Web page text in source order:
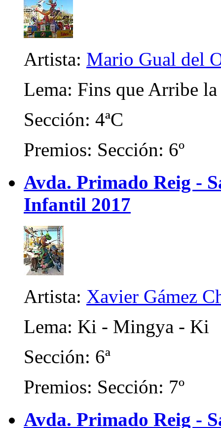
Artista: Mario Gual del
Lema: Fins que Arribe
Sección: 4ªC
Premios: Sección: 6º
Avda. Primado Reig -
Infantil 2017
Artista: Xavier Gámez
Lema: Ki - Mingya - Ki
Sección: 6ª
Premios: Sección: 7º
Avda. Primado Reig -